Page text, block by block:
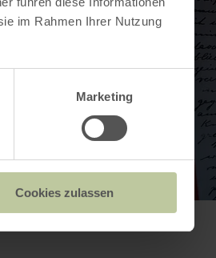
im Rahmen Ihrer Nutzung
Marketing
Cookies zulassen